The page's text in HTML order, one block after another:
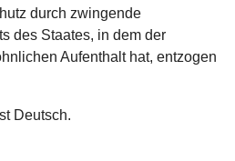
durch zwingende
des Staates, in dem der
Aufenthalt hat, entzogen
Deutsch.